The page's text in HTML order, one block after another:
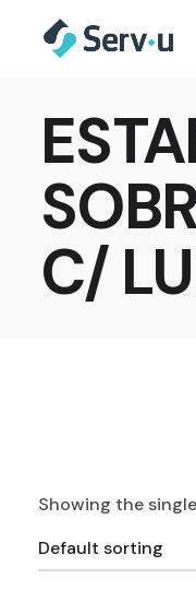
C/
Showing the
Default sorting